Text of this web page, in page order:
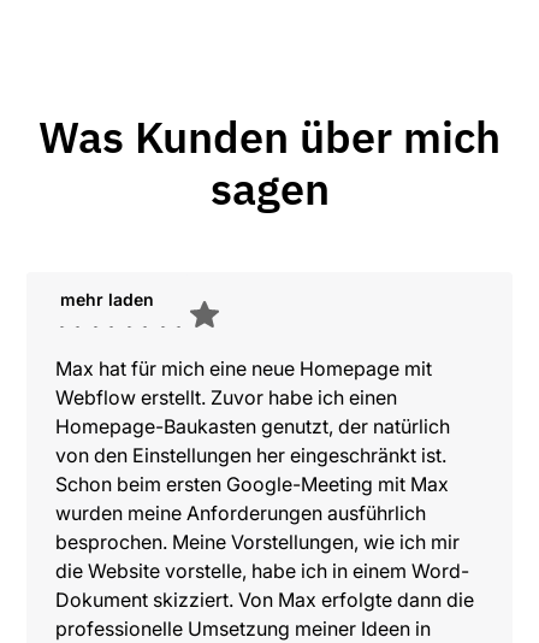
Was Kunden über mich
sagen
Max hat für mich eine neue Homepage mit
Webflow erstellt. Zuvor habe ich einen
Homepage-Baukasten genutzt, der natürlich
von den Einstellungen her eingeschränkt ist.
Schon beim ersten Google-Meeting mit Max
wurden meine Anforderungen ausführlich
besprochen. Meine Vorstellungen, wie ich mir
die Website vorstelle, habe ich in einem Word-
Dokument skizziert. Von Max erfolgte dann die
professionelle Umsetzung meiner Ideen in
mehr laden